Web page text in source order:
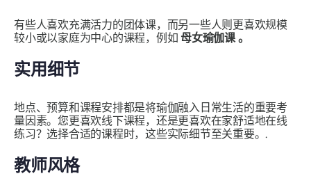
有些人喜欢充满活力的团体课，而另一些人则更喜欢规模
较小或以家庭为中心的课程，例如 母女瑜伽课 。
实用细节
地点、预算和课程安排都是将瑜伽融入日常生活的重要考
量因素。您更喜欢线下课程，还是更喜欢在家舒适地在线
练习？选择合适的课程时，这些实际细节至关重要。.
教师风格